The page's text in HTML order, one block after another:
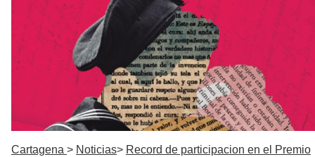
Cartagena Noticias
Record de participacion en el Premio